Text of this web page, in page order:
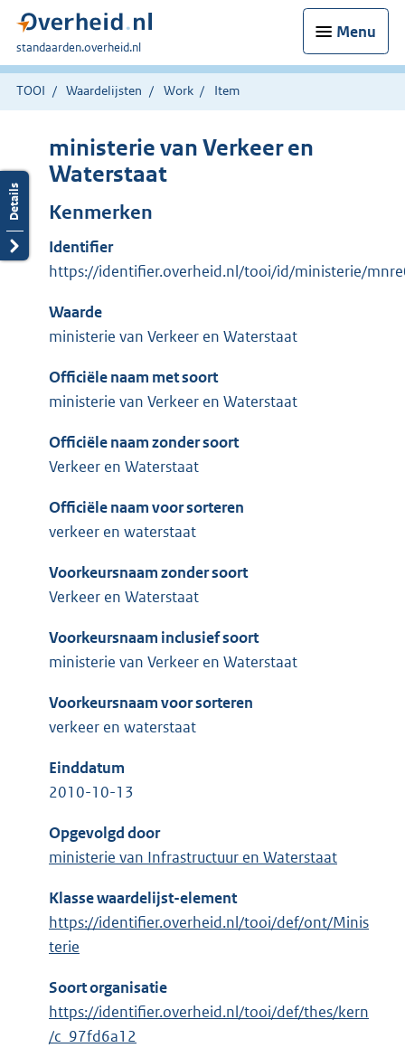
Menu
U
bent
hier:
standaarden.overheid.nl
TOOI Waardelijsten Work Item
ministerie van Verkeer en
Waterstaat
Kenmerken
Identifier
https://identifier.overheid.nl/tooi/id/ministerie/
Waarde
ministerie van Verkeer en Waterstaat
Officiële naam met soort
ministerie van Verkeer en Waterstaat
Officiële naam zonder soort
Verkeer en Waterstaat
Officiële naam voor sorteren
verkeer en waterstaat
Voorkeursnaam zonder soort
Verkeer en Waterstaat
Voorkeursnaam inclusief soort
ministerie van Verkeer en Waterstaat
Voorkeursnaam voor sorteren
verkeer en waterstaat
Einddatum
2010-10-13
Opgevolgd door
ministerie van Infrastructuur en Waterstaat
Klasse waardelijst-element
https://identifier.overheid.nl/tooi/def/ont/Minis
terie
Soort organisatie
https://identifier.overheid.nl/tooi/def/thes/kern
/c_97fd6a12